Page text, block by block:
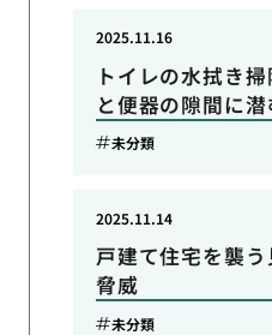
トイレの水拭き
と便器の隙間に
2025.11.16
未分類
戸建て住宅を襲
脅威
2025.11.14
未分類